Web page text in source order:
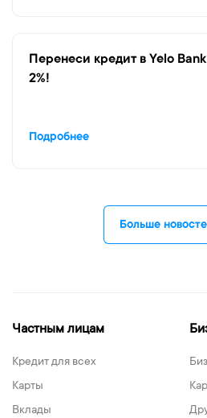
Перенеси кредит в Yelo
2%!
Подробнее
Больше
Частным лицам
Кредит для всех
Карты
Вклады